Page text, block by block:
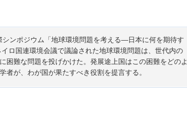
ンポジウム「地球環境問題を考える―日本に何を期待す
ロ国連環境会議で議論された地球環境問題は、世代内の
困難な問題を投げかけた。発展途上国はこの困難をどのよ
者が、わが国が果たすべき役割を提言する。